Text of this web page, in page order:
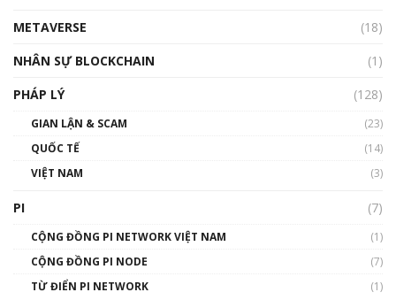
01:32:59
gió ấm
Talkshow 14: MemeCoin – Trò đùa tỷ đô
01:29:26
METAVERSE
(18)
NHÂN SỰ BLOCKCHAIN
(1)
PHÁP LÝ
(128)
GIAN LẬN & SCAM
(23)
QUỐC TẾ
(14)
VIỆT NAM
(3)
PI (7)
CỘNG ĐỒNG PI NETWORK VIỆT NAM
(1)
CỘNG ĐỒNG PI NODE
(7)
TỪ ĐIỂN PI NETWORK
(1)